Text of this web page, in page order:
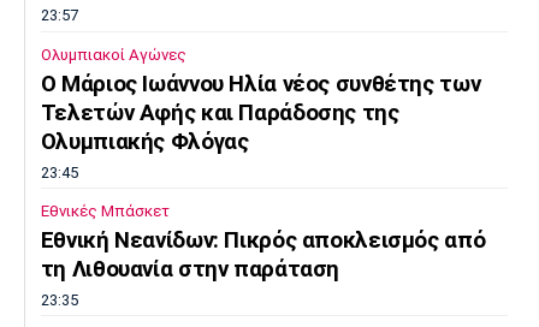
23:57
Ολυμπιακοί Αγώνες
O Μάριος Ιωάννου Ηλία νέος συνθέτης των
Τελετών Αφής και Παράδοσης της
Ολυμπιακής Φλόγας
23:45
Εθνικές Μπάσκετ
Εθνική Νεανίδων: Πικρός αποκλεισμός από
τη Λιθουανία στην παράταση
23:35